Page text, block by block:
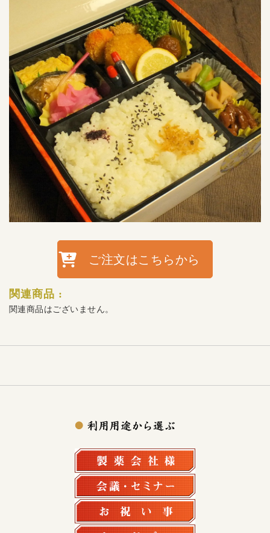
ご注文はこちらから
関連商品 :
関連商品はございません。